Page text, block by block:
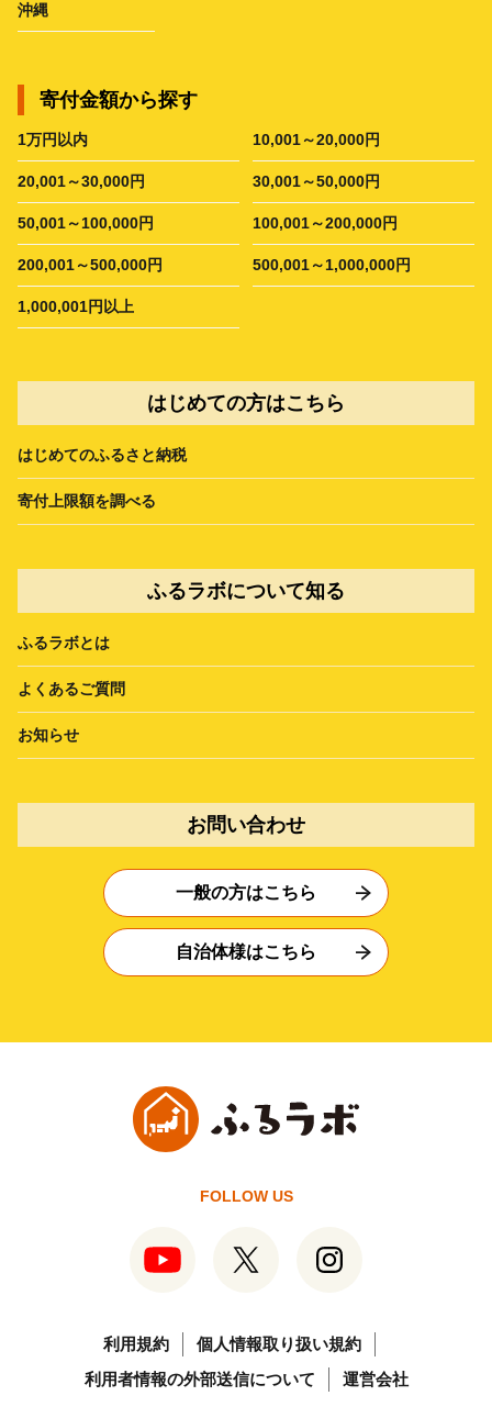
沖縄
寄付金額から探す
1万円以内 10,001～20,000円
20,001～30,000円 30,001～50,000円
50,001～100,000円 100,001～200,000円
200,001～500,000円 500,001～1,000,000円
1,000,001円以上
はじめての方はこちら
はじめてのふるさと納税
寄付上限額を調べる
ふるラボについて知る
ふるラボとは
よくあるご質問
お知らせ
お問い合わせ
一般の方はこちら
自治体様はこちら
FOLLOW US
利用規約
個人情報取り扱い規約
利用者情報の外部送信について
運営会社